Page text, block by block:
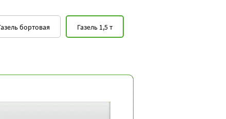
Газель 1,5 т
бортовая